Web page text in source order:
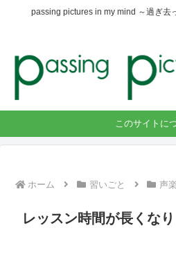
passing pictures in my mind ～過ぎ去
このサイトに
ホーム 習いごと 声楽
レッスン時間が長くな